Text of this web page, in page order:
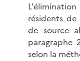
résidents
de source
paragraphe
selon la